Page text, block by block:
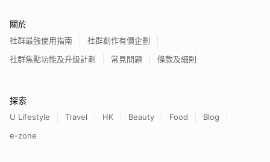
關於
社群最強使用指南
社群創作有價企劃
社群焦點功能及升級計劃
常見問題 條款及細則
探索
U Lifestyle Travel HK Beauty Food
Blog
e-zone